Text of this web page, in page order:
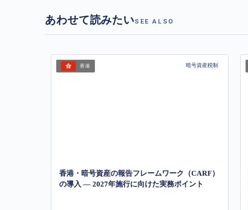
あわせて読みたいSEE ALSO
香港 暗号資産税制
香港・暗号資産の報告フレームワーク（CARF）
の導入 ― 2027年施行に向けた実務ポイント